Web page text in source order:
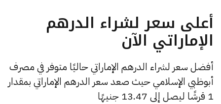
أعلى سعر لشراء الدرهم
الإماراتي الآن
أفضل سعر لشراء الدرهم الإماراتي حاليًا متوفر في مصرف
أبوظبي الإسلامي حيث صعد سعر الدرهم الإماراتي بمقدار
1 قرشًا ليصل إلى 13.47 جنيهًا